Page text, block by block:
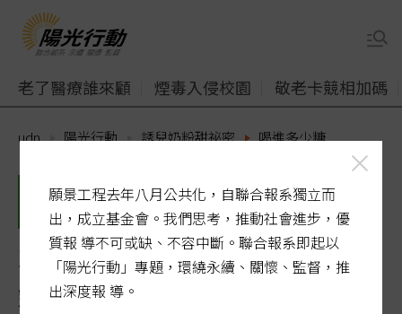
老了醫療誰來顧 煙毒入侵校園 敬老卡競相加碼
udn 陽光行動 誘兒奶粉甜祕密 喝進多少糖
專家觀點／原形食物 才是天
然營養來源
願景工程去年八月公共化，自聯合報系獨立而
出，成立基金會。我們思考，推動社會進步，優
質報 導不可或缺、不容中斷。聯合報系即起以
「陽光行動」專題，環繞永續、關懷、監督，推
出深度報 導。